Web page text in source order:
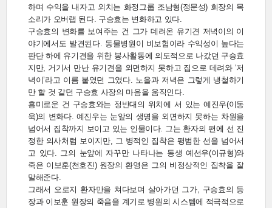
하며 수익을 내자고 외치는 화정그룹 조남형(정문성) 회장의 목
소리가 오버랩 된다. 구승효는 변화하고 있다.
구승효의 변화를 보여주는 건 그가 데려온 유기견 저녁이의 이
야기에서도 발견된다. 동물병원이 비보험이라 수익성이 높다는
판단 하에 유기견을 위한 봉사활동에 의도적으로 나갔던 구승효
지만, 거기서 만난 유기견을 외면하지 못하고 집으로 데려와 ‘저
녁이’라고 이름 붙였던 그였다. 노을과 저녁은 그렇게 냉철하기
만 할 것 같던 구승효 사장의 마음을 움직인다.
흥미로운 건 구승효와는 정반대의 위치에 서 있는 예진우(이동
욱)의 변화다. 예진우는 눈앞의 생명을 외면하지 못하는 차원을
넘어서 집착까지 보이고 있는 인물이다. 그는 환자의 편에 선 진
정한 의사처럼 보이지만, 그 병적인 집착은 평범한 선을 넘어서
고 있다. 그의 눈앞에 자꾸만 나타나는 동생 예선우(이규형)와
죽은 이보훈(천호진) 원장의 환영은 그의 비정상적인 집착을 잘
말해준다.
그래서 오로지 환자만을 쳐다보며 살아가던 그가, 구승효의 등
장과 이보훈 원장의 죽음을 계기로 병원의 시스템에 적극적으로